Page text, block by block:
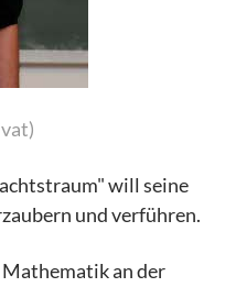
will seine
und verführen.
an der